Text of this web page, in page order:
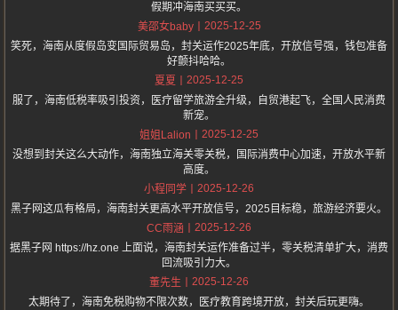
假期冲海南买买买。
美邵女baby
2025-12-25
笑死，海南从度假岛变国际贸易岛，封关运作2025年底，开放信号强，钱包准备
好颤抖哈哈。
夏夏
2025-12-25
服了，海南低税率吸引投资，医疗留学旅游全升级，自贸港起飞，全国人民消费
新宠。
姐姐Lalion
2025-12-25
没想到封关这么大动作，海南独立海关零关税，国际消费中心加速，开放水平新
高度。
小程同学
2025-12-26
黑子网这瓜有格局，海南封关更高水平开放信号，2025目标稳，旅游经济要火。
CC雨涵
2025-12-26
据黑子网 https://hz.one 上面说，海南封关运作准备过半，零关税清单扩大，消费
回流吸引力大。
董先生
2025-12-26
太期待了，海南免税购物不限次数，医疗教育跨境开放，封关后玩更嗨。